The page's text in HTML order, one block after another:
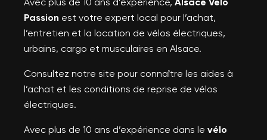
Passion est votre expert local pour l’achat,
l’entretien et la location de vélos électriques,
urbains, cargo et musculaires en Alsace.
Consultez notre site pour connaître les aides à
l’achat et les conditions de reprise de vélos
électriques.
Avec plus de 10 ans d’expérience dans le vélo